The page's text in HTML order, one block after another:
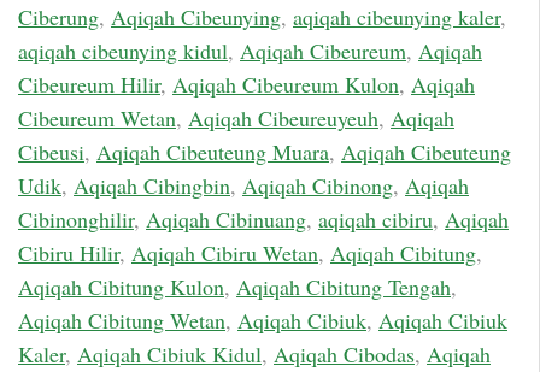
Ciberung, Aqiqah Cibeunying, aqiqah cibeunying kaler,
aqiqah cibeunying kidul, Aqiqah Cibeureum, Aqiqah
Cibeureum Hilir, Aqiqah Cibeureum Kulon, Aqiqah
Cibeureum Wetan, Aqiqah Cibeureuyeuh, Aqiqah
Cibeusi, Aqiqah Cibeuteung Muara, Aqiqah Cibeuteung
Udik, Aqiqah Cibingbin, Aqiqah Cibinong, Aqiqah
Cibinonghilir, Aqiqah Cibinuang, aqiqah cibiru, Aqiqah
Cibiru Hilir, Aqiqah Cibiru Wetan, Aqiqah Cibitung,
Aqiqah Cibitung Kulon, Aqiqah Cibitung Tengah,
Aqiqah Cibitung Wetan, Aqiqah Cibiuk, Aqiqah Cibiuk
Kaler, Aqiqah Cibiuk Kidul, Aqiqah Cibodas, Aqiqah